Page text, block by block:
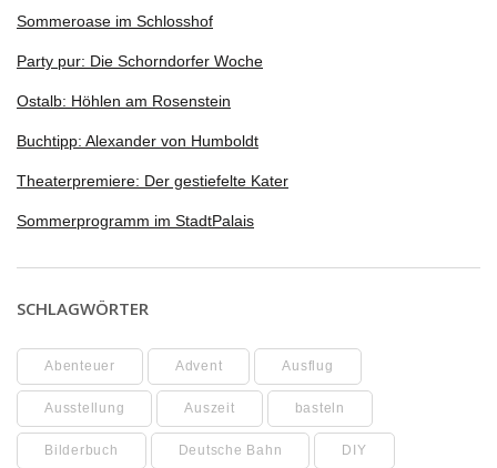
Sommeroase im Schlosshof
Party pur: Die Schorndorfer Woche
Ostalb: Höhlen am Rosenstein
Buchtipp: Alexander von Humboldt
Theaterpremiere: Der gestiefelte Kater
Sommerprogramm im StadtPalais
SCHLAGWÖRTER
Abenteuer Advent Ausflug
Ausstellung Auszeit basteln
Bilderbuch Deutsche Bahn DIY